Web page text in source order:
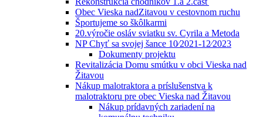
Obec Vieska nadZitavou v cestovnom ruchu
Športujeme so škôlkarmi
20.výročie osláv sviatku sv. Cyrila a Metoda
NP Chyť sa svojej šance 10⁄2021-12⁄2023
Dokumenty projektu
Revitalizácia Domu smútku v obci Vieska nad
Žitavou
Nákup malotraktora a príslušenstva k
malotraktoru pre obec Vieska nad Žitavou
Nákup prídavných zariadení na